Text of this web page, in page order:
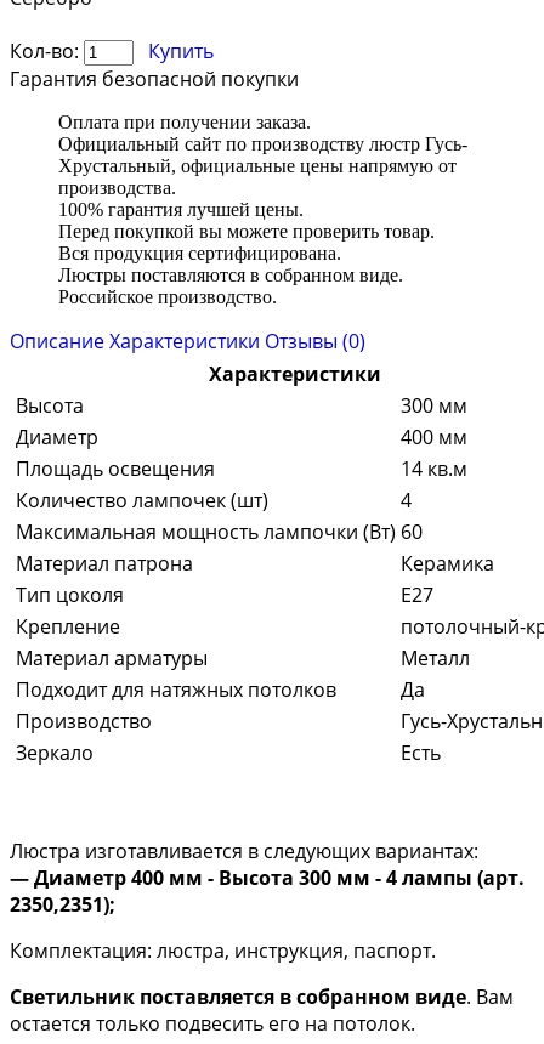
Кол-во:
Купить
Гарантия безопасной покупки
Оплата при получении заказа.
Официальный сайт по производству люстр Гусь-
Хрустальный, официальные цены напрямую от
производства.
100% гарантия лучшей цены.
Перед покупкой вы можете проверить товар.
Вся продукция сертифицирована.
Люстры поставляются в собранном виде.
Российское производство.
ОписаниеХарактеристики Отзывы (0)
Характеристики
Высота
300 мм
Диаметр
400 мм
Площадь освещения
14 кв.м
Количество лампочек (шт)
4
Максимальная мощность лампочки (Вт) 60
Материал патрона
Керамика
Тип цоколя
E27
Крепление
потолочный-
Материал арматуры
Металл
Подходит для натяжных потолков
Да
Производство
Гусь-
Зеркало
Есть
Люстра изготавливается в следующих вариантах:
— Диаметр 400 мм - Высота 300 мм - 4 лампы (арт.
2350,2351);
Комплектация: люстра, инструкция, паспорт.
Светильник поставляется в собранном виде. Вам
остается только подвесить его на потолок.